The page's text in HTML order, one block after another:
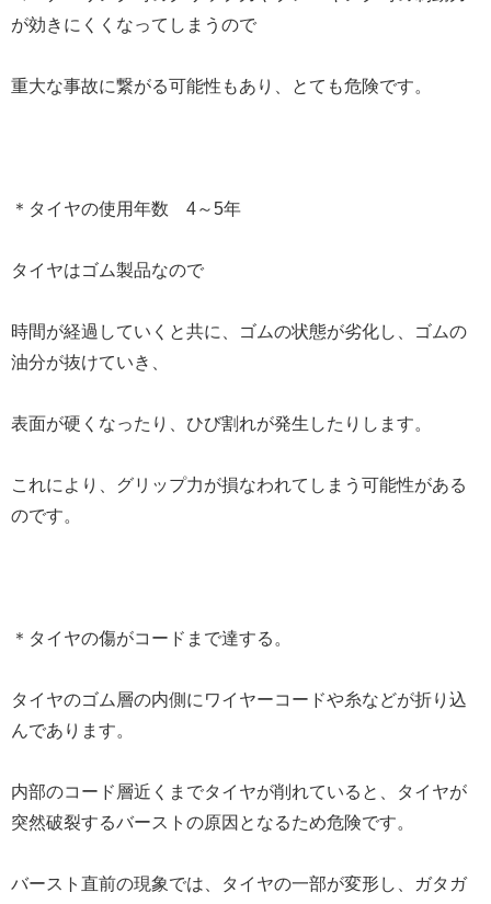
が効きにくくなってしまうので
重大な事故に繋がる可能性もあり、とても危険です。
＊タイヤの使用年数 4～5年
タイヤはゴム製品なので
時間が経過していくと共に、ゴムの状態が劣化し、ゴムの
油分が抜けていき、
表面が硬くなったり、ひび割れが発生したりします。
これにより、グリップ力が損なわれてしまう可能性がある
のです。
＊タイヤの傷がコードまで達する。
タイヤのゴム層の内側にワイヤーコードや糸などが折り込
んであります。
内部のコード層近くまでタイヤが削れていると、タイヤが
突然破裂するバーストの原因となるため危険です。
バースト直前の現象では、タイヤの一部が変形し、ガタガ